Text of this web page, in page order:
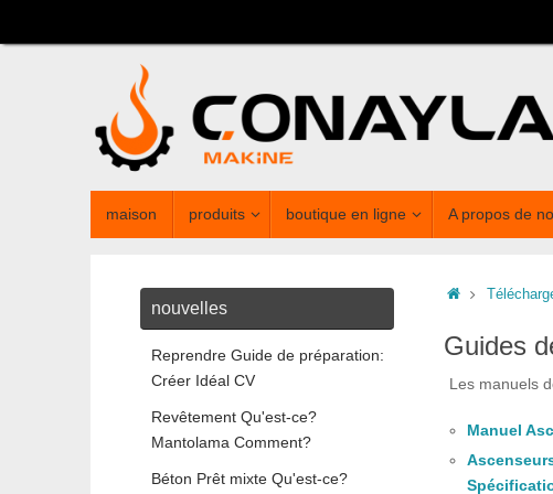
maison produits boutique en ligne A propos de
Guides
Les manuels
Manuel
nouvelles
Reprendre Guide de préparation:
Créer Idéal CV
Revêtement Qu'est-ce?
Mantolama Comment?
Béton Prêt mixte Qu'est-ce?